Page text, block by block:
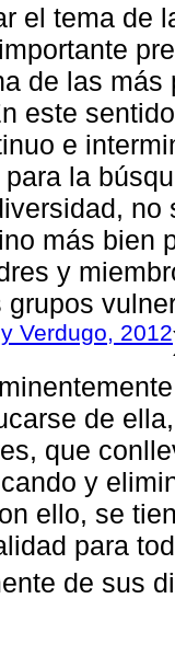
el tema de
de las
este
e
la
más bien
y
Verdugo, 2012
de
que
y
ello, se
para
de sus